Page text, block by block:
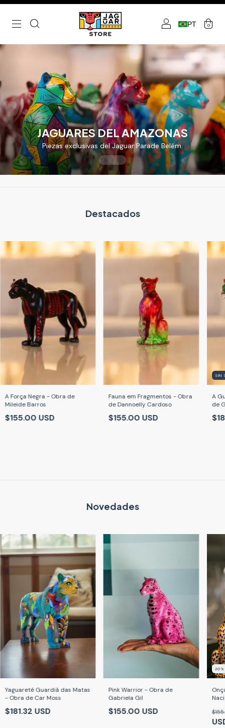
PT 0
JAGUARES DEL AMAZONAS
Piezas exclusivas del Jaguar Parade Belém.
Destacados
A Força Negra - Obra de
Mileide Barros
$155.00 USD
Fauna em Fragmentos - Obra
de Dannoelly Cardoso
$155.00 USD
SIN
A
de
Novedades
Yaguareté Guardiã das Matas
- Obra de Car Moss
$181.32 USD
Pink Warrior - Obra de
Gabriela Gil
$155.00 USD
20